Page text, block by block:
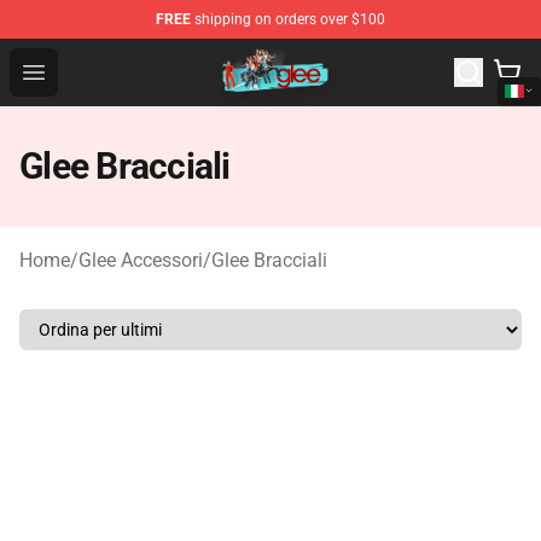
FREE shipping on orders over $100
Open menu
Glee Store - Official Glee Merchandise Shop
Glee Bracciali
Home/Glee Accessori/Glee Bracciali